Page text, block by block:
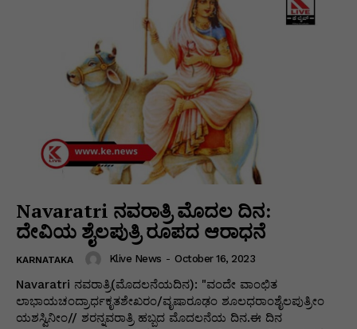
Navaratri ನವರಾತ್ರಿ ಮೊದಲ ದಿನ:
ದೇವಿಯ ಶೈಲಪುತ್ರಿ ರೂಪದ ಆರಾಧನೆ
KARNATAKA Klive News - October 16, 2023
Navaratri ನವರಾತ್ರಿ(ಮೊದಲನೆಯದಿನ): "ವಂದೇ ವಾಂಛಿತ
ಲಾಭಾಯಚಂದ್ರಾರ್ಧಕೃತಶೇಖರಂ/ವೃಷಾರೂಢಂ ಶೂಲಧರಾಂಶೈಲಪುತ್ರೀಂ
ಯಶಸ್ವಿನೀಂ// ಶರನ್ನವರಾತ್ರಿ ಹಬ್ಬದ ಮೊದಲನೆಯ ದಿನ.ಈ ದಿನ